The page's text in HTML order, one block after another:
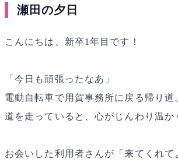
瀬田の夕日
こんにちは、新卒1年目です！
「今日も頑張ったなあ」
電動自転車で用賀事務所に戻る帰り道
道を走っていると、心がじんわり温か
お会いした利用者さんが「来てくれて